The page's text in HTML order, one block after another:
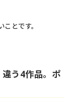
とです。
違う4作品。ポ